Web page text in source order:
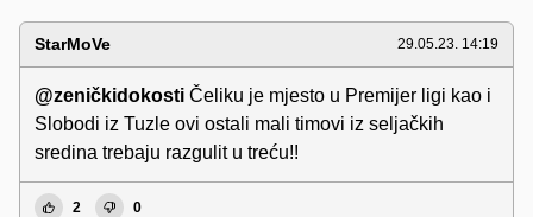
StarMoVe 29.05.23. 14:19
@zeničkidokosti Čeliku je mjesto u Premijer ligi kao i
Slobodi iz Tuzle ovi ostali mali timovi iz seljačkih
sredina trebaju razgulit u treću!!
2 0